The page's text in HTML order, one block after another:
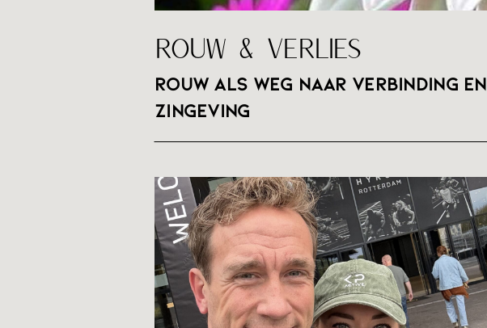
Rouw als weg naar verbinding en
zingeving
ROUW & VERLIES
LEES DE BLOG